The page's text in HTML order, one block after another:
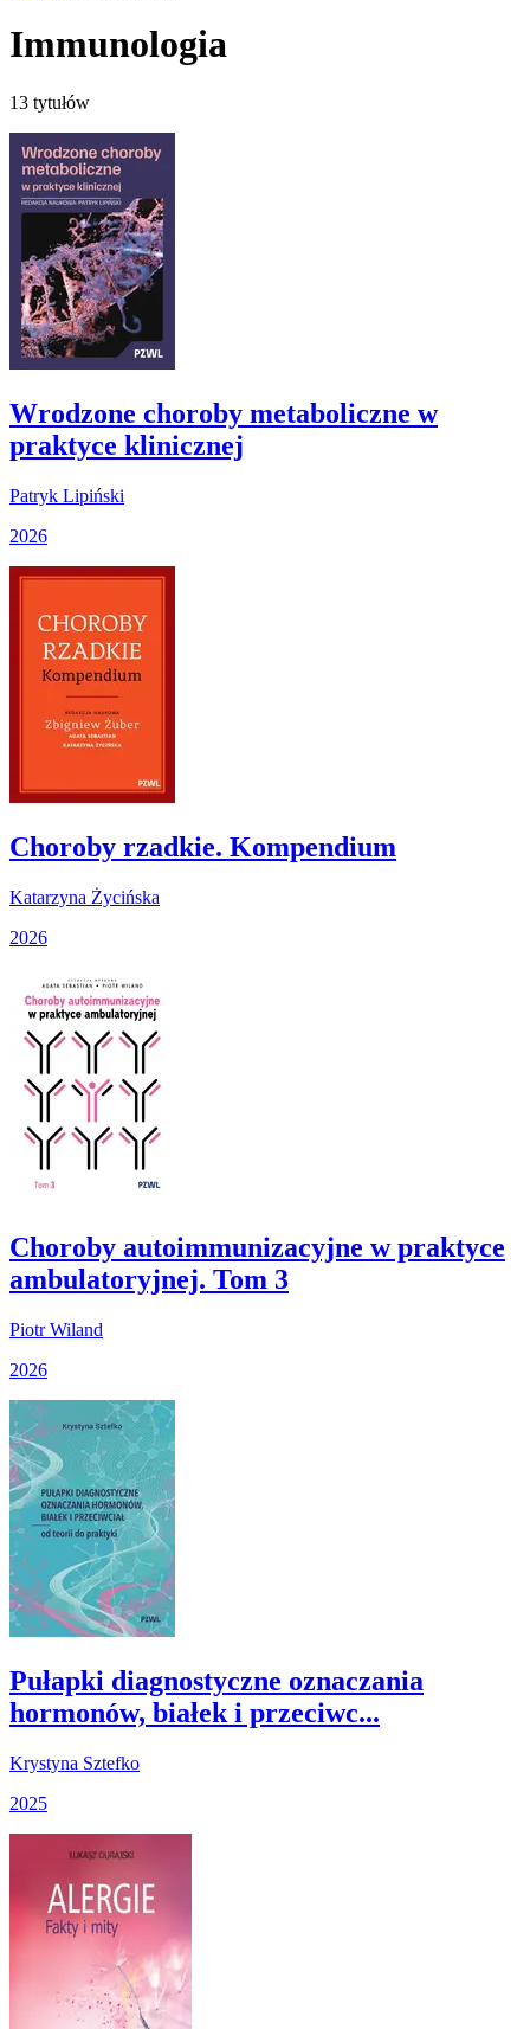
Immunologia
13 tytułów
Wrodzone choroby metaboliczne w
praktyce klinicznej
Patryk Lipiński
2026
Choroby rzadkie. Kompendium
Katarzyna Życińska
2026
Choroby autoimmunizacyjne w praktyce
ambulatoryjnej. Tom 3
Piotr Wiland
2026
Pułapki diagnostyczne oznaczania
hormonów, białek i przeciwc...
Krystyna Sztefko
2025